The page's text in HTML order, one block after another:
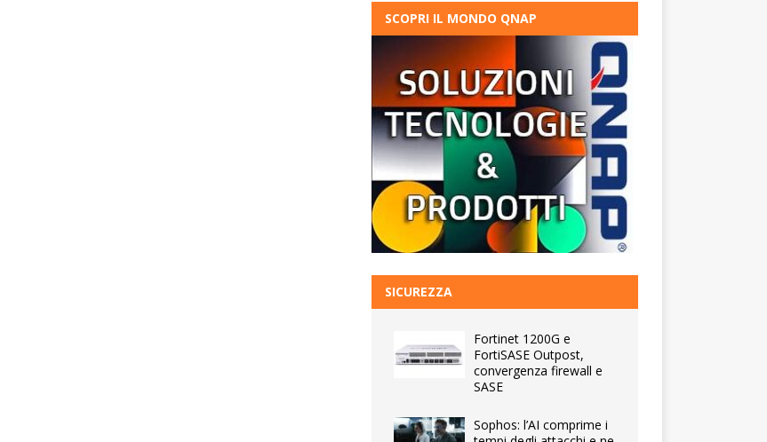
SCOPRI IL MONDO QNAP
SICUREZZA
Fortinet 1200G e
FortiSASE Outpost,
convergenza firewall e
SASE
Sophos: l’AI comprime i